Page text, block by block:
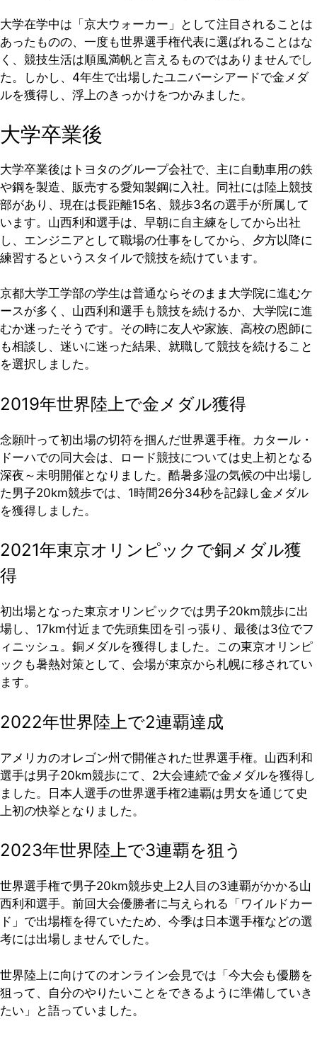
大学在学中は「京大ウォーカー」として注目されることは
あったものの、一度も世界選手権代表に選ばれることはな
く、競技生活は順風満帆と言えるものではありませんでし
た。しかし、4年生で出場したユニバーシアードで金メダ
ルを獲得し、浮上のきっかけをつかみました。
大学卒業後
大学卒業後はトヨタのグループ会社で、主に自動車用の鉄
や鋼を製造、販売する愛知製鋼に入社。同社には陸上競技
部があり、現在は長距離15名、競歩3名の選手が所属して
います。山西利和選手は、早朝に自主練をしてから出社
し、エンジニアとして職場の仕事をしてから、夕方以降に
練習するというスタイルで競技を続けています。
京都大学工学部の学生は普通ならそのまま大学院に進むケ
ースが多く、山西利和選手も競技を続けるか、大学院に進
むか迷ったそうです。その時に友人や家族、高校の恩師に
も相談し、迷いに迷った結果、就職して競技を続けること
を選択しました。
2019年世界陸上で金メダル獲得
念願叶って初出場の切符を掴んだ世界選手権。カタール・
ドーハでの同大会は、ロード競技については史上初となる
深夜～未明開催となりました。酷暑多湿の気候の中出場し
た男子20km競歩では、1時間26分34秒を記録し金メダル
を獲得しました。
2021年東京オリンピックで銅メダル獲
得
初出場となった東京オリンピックでは男子20km競歩に出
場し、17km付近まで先頭集団を引っ張り、最後は3位でフ
ィニッシュ。銅メダルを獲得しました。この東京オリンピ
ックも暑熱対策として、会場が東京から札幌に移されてい
ます。
2022年世界陸上で2連覇達成
アメリカのオレゴン州で開催された世界選手権。山西利和
選手は男子20km競歩にて、2大会連続で金メダルを獲得し
ました。日本人選手の世界選手権2連覇は男女を通じて史
上初の快挙となりました。
2023年世界陸上で3連覇を狙う
世界選手権で男子20km競歩史上2人目の3連覇がかかる山
西利和選手。前回大会優勝者に与えられる「ワイルドカー
ド」で出場権を得ていたため、今季は日本選手権などの選
考には出場しませんでした。
世界陸上に向けてのオンライン会見では「今大会も優勝を
狙って、自分のやりたいことをできるように準備していき
たい」と語っていました。